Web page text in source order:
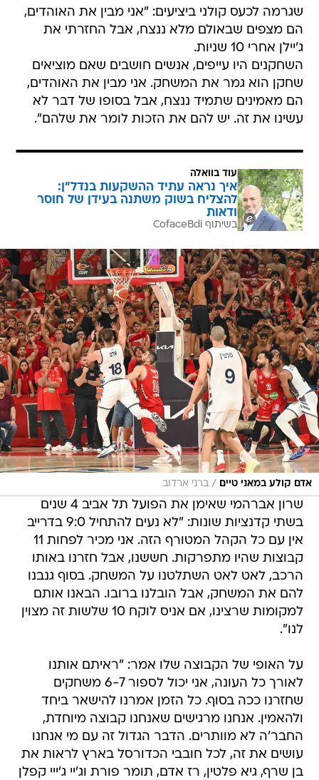
שגרמה לכעס קולני ביציעים: "אני מבין את האוהדים,
הם מצפים שבאולם מלא ננצח, אבל החזרתי את
ג'יילן אחרי 10 שניות.
השחקנים היו עייפים, אנשים חושבים שאם מוציאים
שחקן הוא גמר את המשחק. אני מבין את האוהדים,
הם מאמינים שתמיד ננצח, אבל בסופו של דבר לא
עשינו את זה. יש להם את הזכות לומר את שלהם".
עוד בוואלה
איך נראה עתיד ההשקעות בנדל"ן:
להצליח בשוק משתנה בעידן של חוסר
ודאות
בשיתוף CofaceBdi
אדם קולע במאני טיים / ברני ארדוב
שרון אברהמי שאימן את הפועל תל אביב 4 שנים
בשתי קדנציות שונות: "לא נעים להתחיל 9:0 בדרייב
אין עם כל הקהל המטורף הזה. אני מכיר לפחות 11
קבוצות שהיו מתפרקות. חששנו, אבל חזרנו באותו
הרכב, לאט לאט השתלטנו על המשחק. בסוף גנבנו
להם את המשחק, אבל הובלנו ברובו. הבאנו אותם
למקומות שרצינו, אם אניס לוקח 10 שלשות זה מצוין
לנו".
על האופי של הקבוצה שלו אמר: "ראיתם אותנו
לאורך כל העונה, אני יכול לספור 6-7 משחקים
שחזרנו ככה בסוף. כל הזמן אמרנו להישאר ביחד
ולהאמין. אנחנו מרגישים שאנחנו קבוצה מיוחדת,
החבר'ה לא מוותרים. הדבר הגדול זה עם מי אנחנו
עושים את זה, לכל חובבי הכדורסל בארץ לראות את
בן שרף, גיא פלטין, רז אדם, תומר פורת וג'יי ג'ייי קפלן